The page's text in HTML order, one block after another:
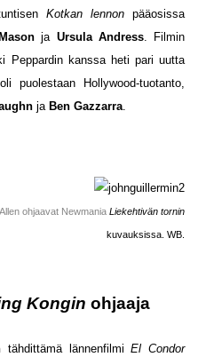
Kotkan lennon pääosissa
ja Ursula Andress. Filmin
Peppardin kanssa heti pari uutta
puolestaan Hollywood-tuotanto,
ja Ben Gazzarra
ohjaavat Newmania Liekehtivän tornin
kuvauksissa. WB.
Kongin ohjaaja
tähdittämä lännenfilmiEl Condor